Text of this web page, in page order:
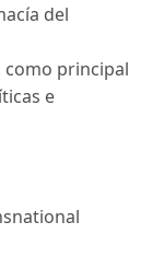
del
principal
e